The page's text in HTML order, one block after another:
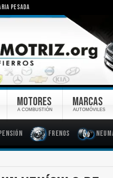
PESADA
Frenos
MOTORES
A COMBUSTIÓN
MARCAS
AUTOMÓVILES